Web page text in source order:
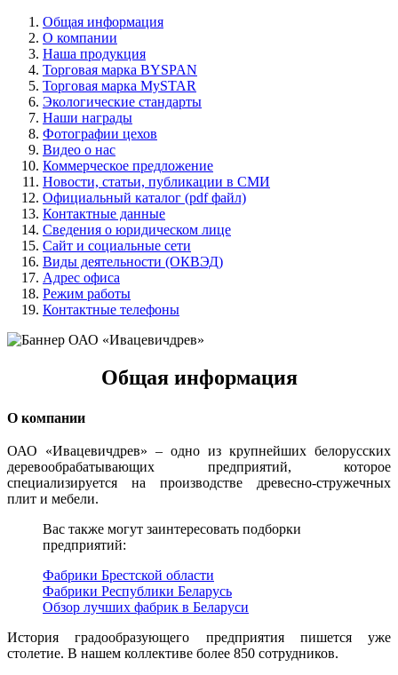
Общая информация
О компании
Наша продукция
Торговая марка BYSPAN
Торговая марка MySTAR
Экологические стандарты
Наши награды
Фотографии цехов
Видео о нас
Коммерческое предложение
Новости, статьи, публикации в СМИ
Официальный каталог (pdf файл)
Контактные данные
Сведения о юридическом лице
Сайт и социальные сети
Виды деятельности (ОКВЭД)
Адрес офиса
Режим работы
Контактные телефоны
Общая информация
О компании
ОАО «Ивацевичдрев» – одно из крупнейших белорусских
деревообрабатывающих предприятий, которое
специализируется на производстве древесно-стружечных
плит и мебели.
Вас также могут заинтересовать подборки
предприятий:
Фабрики Брестской области
Фабрики Республики Беларусь
Обзор лучших фабрик в Беларуси
История градообразующего предприятия пишется уже
столетие. В нашем коллективе более 850 сотрудников.